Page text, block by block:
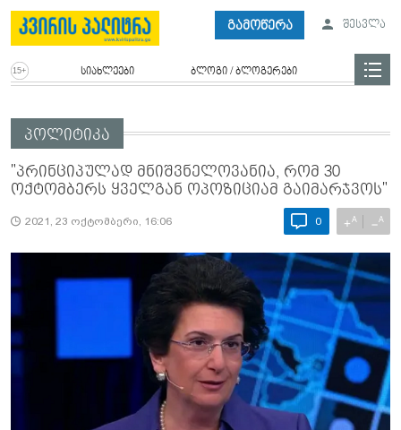
გამოწერა შესვლა
სიახლეები ბლოგი / ბლოგერები
პოლიტიკა
"პრინციპულად მნიშვნელოვანია, რომ 30
ოქტომბერს ყველგან ოპოზიციამ გაიმარჯვოს"
2021, 23 ოქტომბერი, 16:06 0 +A −A